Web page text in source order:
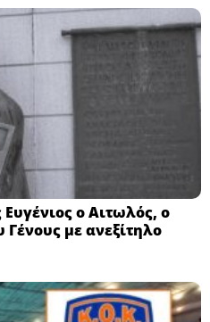
Ευγένιος ο Αιτωλός, ο
με ανεξίτηλο